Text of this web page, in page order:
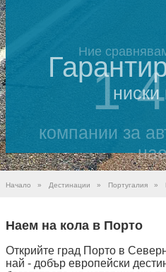
Ние
1
компании за
ниски
Начало » Дестинации » Португалия »
Наем на кола в Порто
Открийте град Порто в
най - добър европейски